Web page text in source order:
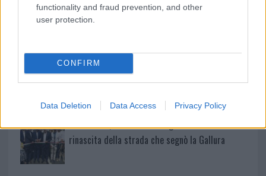
functionality and fraud prevention, and other
user protection.
CONFIRM
Data Deletion Data Access Privacy Policy
Olbia, divieto di sosta contro spaccio e degrado:
Pausa caffè impeccabile: come scegliere la
Monte Pino, la fine di un lungo dolore: storia e
rinascita della strada che segnò la Gallura